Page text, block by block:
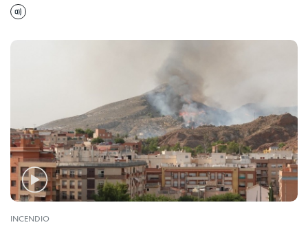
INCENDIO